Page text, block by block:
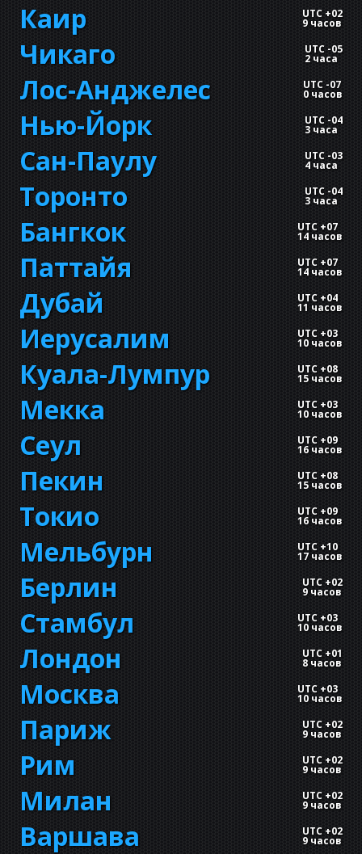
Каир UTC +02
9 часов
Чикаго UTC -05
2 часа
Лос-Анджелес UTC -07
0 часов
Нью-Йорк UTC -04
3 часа
Сан-Паулу UTC -03
4 часа
Торонто UTC -04
3 часа
Бангкок UTC +07
14 часов
Паттайя UTC +07
14 часов
Дубай UTC +04
11 часов
Иерусалим UTC +03
10 часов
Куала-Лумпур UTC +08
15 часов
Мекка UTC +03
10 часов
Сеул UTC +09
16 часов
Пекин UTC +08
15 часов
Токио UTC +09
16 часов
Мельбурн UTC +10
17 часов
Берлин UTC +02
9 часов
Стамбул UTC +03
10 часов
Лондон UTC +01
8 часов
Москва UTC +03
10 часов
Париж UTC +02
9 часов
Рим UTC +02
9 часов
Милан UTC +02
9 часов
Варшава UTC +02
9 часов